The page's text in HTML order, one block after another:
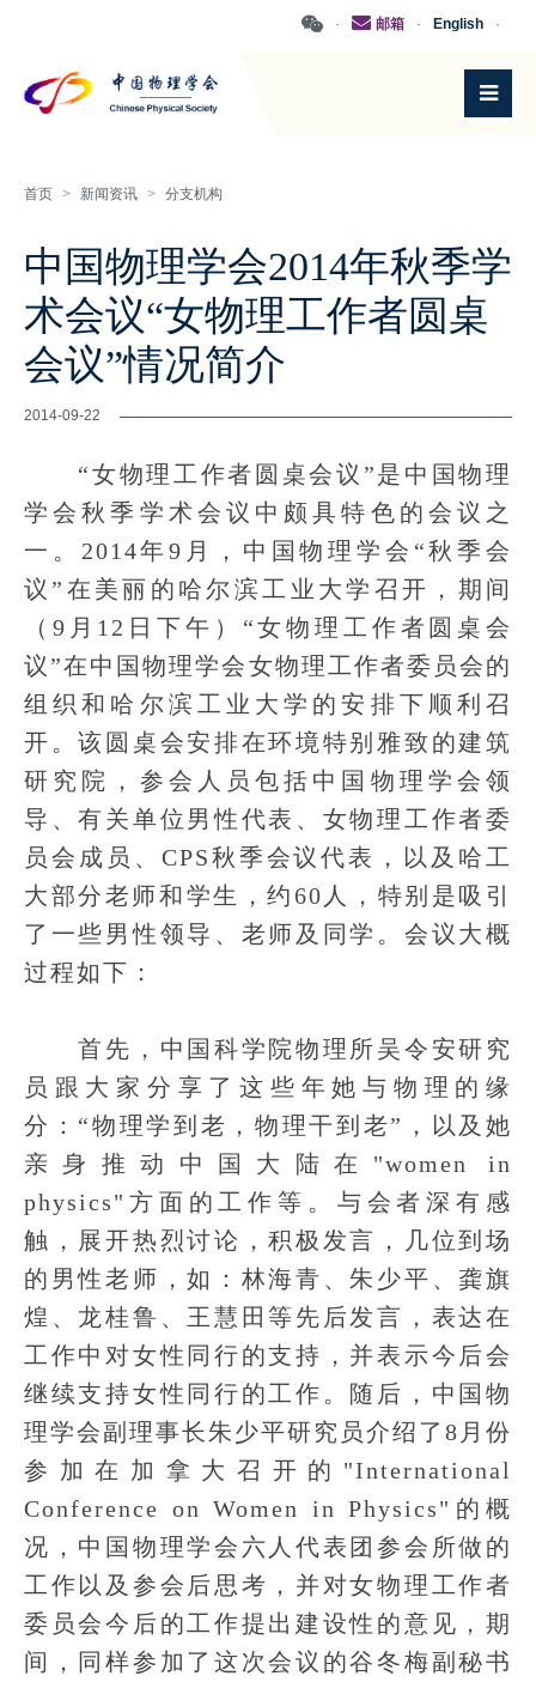
·
English
·
邮箱
·
首页 > 新闻资讯 > 分支机构
中国物理学会2014年秋季学
术会议“女物理工作者圆桌
会议”情况简介
2014-09-22
“女物理工作者圆桌会议”是中国物理
学会秋季学术会议中颇具特色的会议之
一。2014年9月，中国物理学会“秋季会
议”在美丽的哈尔滨工业大学召开，期间
（9月12日下午）“女物理工作者圆桌会
议”在中国物理学会女物理工作者委员会的
组织和哈尔滨工业大学的安排下顺利召
开。该圆桌会安排在环境特别雅致的建筑
研究院，参会人员包括中国物理学会领
导、有关单位男性代表、女物理工作者委
员会成员、CPS秋季会议代表，以及哈工
大部分老师和学生，约60人，特别是吸引
了一些男性领导、老师及同学。会议大概
过程如下：
首先，中国科学院物理所吴令安研究
员跟大家分享了这些年她与物理的缘
分：“物理学到老，物理干到老”，以及她
亲身推动中国大陆在"women in
physics"方面的工作等。与会者深有感
触，展开热烈讨论，积极发言，几位到场
的男性老师，如：林海青、朱少平、龚旗
煌、龙桂鲁、王慧田等先后发言，表达在
工作中对女性同行的支持，并表示今后会
继续支持女性同行的工作。随后，中国物
理学会副理事长朱少平研究员介绍了8月份
参加在加拿大召开的"International
Conference on Women in Physics"的概
况，中国物理学会六人代表团参会所做的
工作以及参会后思考，并对女物理工作者
委员会今后的工作提出建设性的意见，期
间，同样参加了这次会议的谷冬梅副秘书